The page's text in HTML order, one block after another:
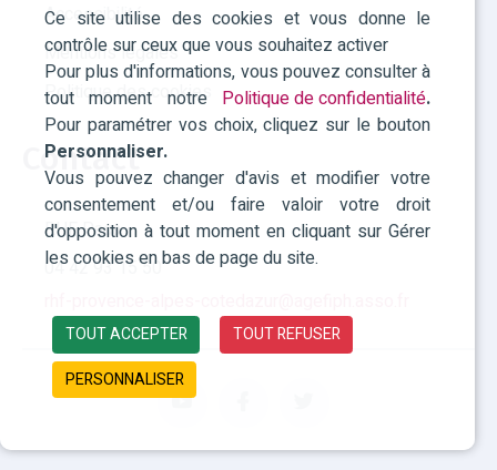
Ce site utilise des cookies et vous donne le
contrôle sur ceux que vous souhaitez activer
Pour plus d'informations, vous pouvez consulter à
tout moment notre Politique de confidentialité.
Pour paramétrer vos choix, cliquez sur le bouton
Personnaliser.
Vous pouvez changer d'avis et modifier votre
consentement et/ou faire valoir votre droit
d'opposition à tout moment en cliquant sur Gérer
les cookies en bas de page du site.
TOUT ACCEPTER
TOUT REFUSER
PERSONNALISER
Accessibilité
Mentions légales
Politique des cookies
Contact
RHF Paca
04 42 93 15 50